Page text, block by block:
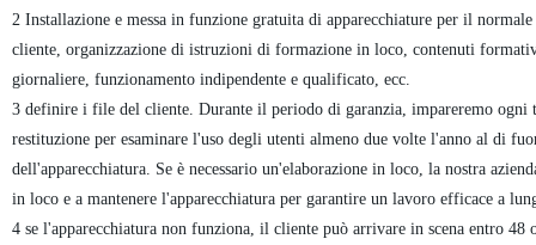
2 Installazione e messa in funzione gratuita di apparecchiature per il
cliente, organizzazione di istruzioni di formazione in loco, contenuti
giornaliere, funzionamento indipendente e qualificato, ecc.
3 definire i file del cliente. Durante il periodo di garanzia, impareremo ogni
restituzione per esaminare l'uso degli utenti almeno due volte l'anno al di
dell'apparecchiatura. Se è necessario un'elaborazione in loco, la nostra
in loco e a mantenere l'apparecchiatura per garantire un lavoro efficace a
4 se l'apparecchiatura non funziona, il cliente può arrivare in scena entro